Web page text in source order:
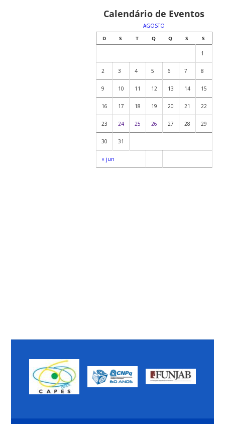
Calendário de Eventos
AGOSTO
D
S T Q Q S S
« jun
1
2 3 4 5 6 7 8
9 10 11 12 13 14 15
16 17 18 19 20 21 22
23 24 25 26 27 28 29
30 31